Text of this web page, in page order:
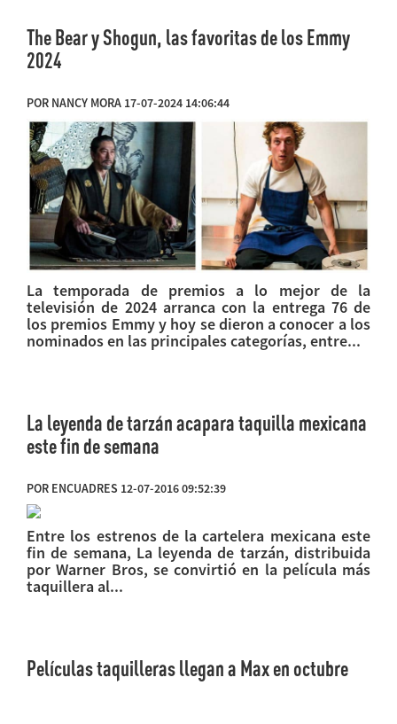
The Bear y Shogun, las favoritas de los Emmy
2024
POR NANCY MORA 17-07-2024 14:06:44
La temporada de premios a lo mejor de la
televisión de 2024 arranca con la entrega 76 de
los premios Emmy y hoy se dieron a conocer a los
nominados en las principales categorías, entre...
La leyenda de tarzán acapara taquilla mexicana
este fin de semana
POR ENCUADRES 12-07-2016 09:52:39
Entre los estrenos de la cartelera mexicana este
fin de semana, La leyenda de tarzán, distribuida
por Warner Bros, se convirtió en la película más
taquillera al...
Películas taquilleras llegan a Max en octubre